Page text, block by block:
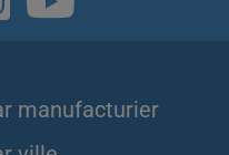
manufacturier